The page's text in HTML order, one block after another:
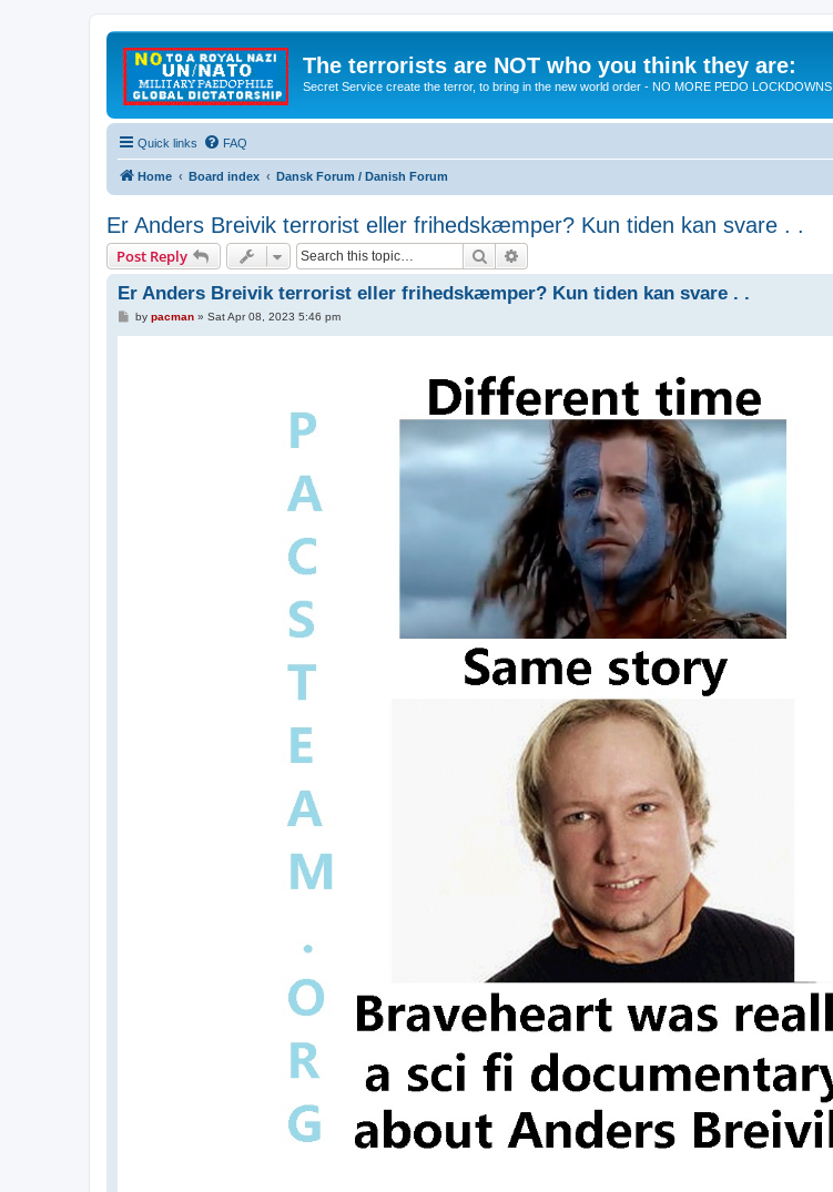
The terrorists are NOT who you think they are:
Secret Service create the terror, to bring in the new world order - NO MORE PEDO LOCKDOWNS
Quick links FAQ
Home Board index Dansk Forum / Danish Forum
Er Anders Breivik terrorist eller frihedskæmper? Kun tiden kan svare . .
Post Reply Search
Er Anders Breivik terrorist eller frihedskæmper? Kun tiden kan svare . .
Pby pacman» Sat Apr 08, 2023 5:46 pm